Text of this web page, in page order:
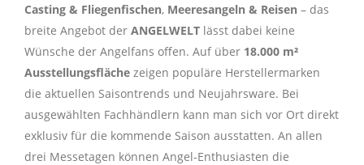
Casting & Fliegenfischen, Meeresangeln & Reisen – das
breite Angebot der ANGELWELT lässt dabei keine
Wünsche der Angelfans offen. Auf über 18.000 m²
Ausstellungsfläche zeigen populäre Herstellermarken
die aktuellen Saisontrends und Neujahrsware. Bei
ausgewählten Fachhändlern kann man sich vor Ort direkt
exklusiv für die kommende Saison ausstatten. An allen
drei Messetagen können Angel-Enthusiasten die